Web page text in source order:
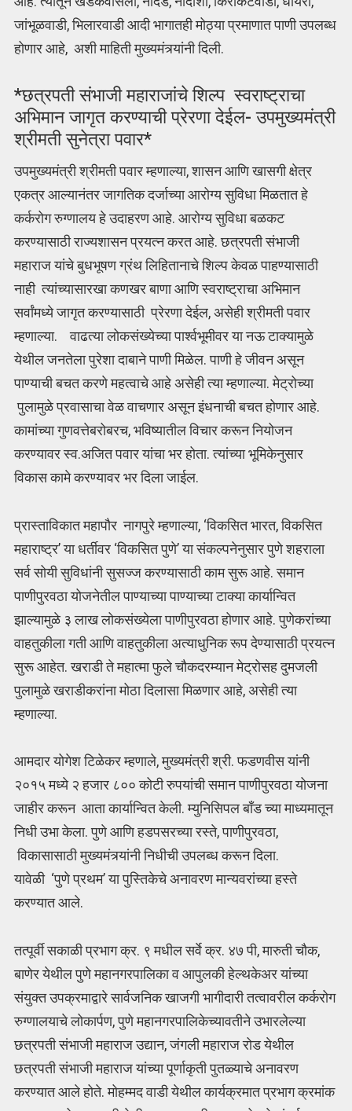
जांभूळवाडी, भिलारवाडी आदी भागातही मोठ्या प्रमाणात पाणी उपलब्ध
होणार आहे, अशी माहिती मुख्यमंत्र्यांनी दिली.
*छत्रपती संभाजी महाराजांचे शिल्प स्वराष्ट्राचा
अभिमान जागृत करण्याची प्रेरणा देईल- उपमुख्यमंत्री
श्रीमती सुनेत्रा पवार*
उपमुख्यमंत्री श्रीमती पवार म्हणाल्या, शासन आणि खासगी क्षेत्र
एकत्र आल्यानंतर जागतिक दर्जाच्या आरोग्य सुविधा मिळतात हे
कर्करोग रुग्णालय हे उदाहरण आहे. आरोग्य सुविधा बळकट
करण्यासाठी राज्यशासन प्रयत्न करत आहे. छत्रपती संभाजी
महाराज यांचे बुधभूषण ग्रंथ लिहितानाचे शिल्प केवळ पाहण्यासाठी
नाही त्यांच्यासारखा कणखर बाणा आणि स्वराष्ट्राचा अभिमान
सर्वांमध्ये जागृत करण्यासाठी प्रेरणा देईल, असेही श्रीमती पवार
म्हणाल्या. वाढत्या लोकसंख्येच्या पार्श्वभूमीवर या नऊ टाक्यामुळे
येथील जनतेला पुरेशा दाबाने पाणी मिळेल. पाणी हे जीवन असून
पाण्याची बचत करणे महत्वाचे आहे असेही त्या म्हणाल्या. मेट्रोच्या
पुलामुळे प्रवासाचा वेळ वाचणार असून इंधनाची बचत होणार आहे.
कामांच्या गुणवत्तेबरोबरच, भविष्यातील विचार करून नियोजन
करण्यावर स्व.अजित पवार यांचा भर होता. त्यांच्या भूमिकेनुसार
विकास कामे करण्यावर भर दिला जाईल.
प्रास्ताविकात महापौर नागपुरे म्हणाल्या, ‘विकसित भारत, विकसित
महाराष्ट्र’ या धर्तीवर ‘विकसित पुणे’ या संकल्पनेनुसार पुणे शहराला
सर्व सोयी सुविधांनी सुसज्ज करण्यासाठी काम सुरू आहे. समान
पाणीपुरवठा योजनेतील पाण्याच्या पाण्याच्या टाक्या कार्यान्वित
झाल्यामुळे ३ लाख लोकसंख्येला पाणीपुरवठा होणार आहे. पुणेकरांच्या
वाहतुकीला गती आणि वाहतुकीला अत्याधुनिक रूप देण्यासाठी प्रयत्न
सुरू आहेत. खराडी ते महात्मा फुले चौकदरम्यान मेट्रोसह दुमजली
पुलामुळे खराडीकरांना मोठा दिलासा मिळणार आहे, असेही त्या
म्हणाल्या.
आमदार योगेश टिळेकर म्हणाले, मुख्यमंत्री श्री. फडणवीस यांनी
२०१५ मध्ये २ हजार ८०० कोटी रुपयांची समान पाणीपुरवठा योजना
जाहीर करून आता कार्यान्वित केली. म्युनिसिपल बाँड च्या माध्यमातून
निधी उभा केला. पुणे आणि हडपसरच्या रस्ते, पाणीपुरवठा,
विकासासाठी मुख्यमंत्र्यांनी निधीची उपलब्ध करून दिला.
यावेळी ‘पुणे प्रथम’ या पुस्तिकेचे अनावरण मान्यवरांच्या हस्ते
करण्यात आले.
तत्पूर्वी सकाळी प्रभाग क्र. ९ मधील सर्वे क्र. ४७ पी, मारुती चौक,
बाणेर येथील पुणे महानगरपालिका व आपुलकी हेल्थकेअर यांच्या
संयुक्त उपक्रमाद्वारे सार्वजनिक खाजगी भागीदारी तत्वावरील कर्करोग
रुग्णालयाचे लोकार्पण, पुणे महानगरपालिकेच्यावतीने उभारलेल्या
छत्रपती संभाजी महाराज उद्यान, जंगली महाराज रोड येथील
छत्रपती संभाजी महाराज यांच्या पूर्णाकृती पुतळ्याचे अनावरण
करण्यात आले होते. मोहम्मद वाडी येथील कार्यक्रमात प्रभाग क्रमांक